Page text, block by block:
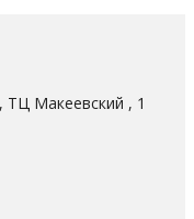
Макеевский , 1